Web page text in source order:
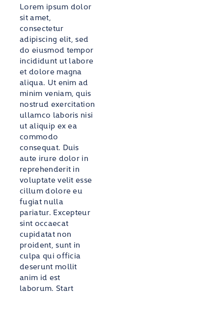
Lorem ipsum dolor
sit amet,
consectetur
adipiscing elit, sed
do eiusmod tempor
incididunt ut labore
et dolore magna
aliqua. Ut enim ad
minim veniam, quis
nostrud exercitation
ullamco laboris nisi
ut aliquip ex ea
commodo
consequat. Duis
aute irure dolor in
reprehenderit in
voluptate velit esse
cillum dolore eu
fugiat nulla
pariatur. Excepteur
sint occaecat
cupidatat non
proident, sunt in
culpa qui officia
deserunt mollit
anim id est
laborum. Start